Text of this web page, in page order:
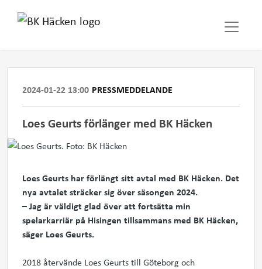
2024-01-22 13:00 PRESSMEDDELANDE
Loes Geurts förlänger med BK Häcken
Loes Geurts har förlängt sitt avtal med BK Häcken. Det
nya avtalet sträcker sig över säsongen 2024.
– Jag är väldigt glad över att fortsätta min
spelarkarriär på Hisingen tillsammans med BK Häcken,
säger Loes Geurts.
2018 återvände Loes Geurts till Göteborg och